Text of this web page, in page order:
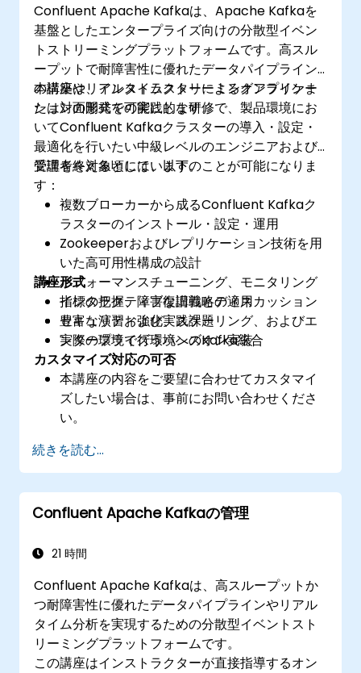
Confluent Apache Kafkaは、Apache Kafkaを
基盤としたエンタープライズ向けの分散型イベン
トストリーミングプラットフォームです。高スル
ープットで耐障害性に優れたデータパイプライン
の構築やリアルタイムストリーミングアプリケー
ションの開発を可能にします。
本講座は、インストラクターによるオンラインま
たは対面形式での実践的な研修で、製品環境にお
いてConfluent Kafkaクラスターの導入・設定・
最適化を行いたい中級レベルのエンジニアおよび
管理者を対象としています。
受講を終える頃には、以下のことが可能になりま
す：
複数ブローカーから成るConfluent Kafkaク
ラスターのインストール・設定・運用
Zookeeperおよびレプリケーション技術を用
いた高可用性構成の設計
パフォーマンスチューニング、モニタリング
指標の把握、障害復旧戦略の適用
セキュリティ強化、スケーリング、およびエ
ンタープライズ環境へのKafka統合
講座形式
インタラクティブな講義とディスカッション
豊富な演習および実践課題
実際の環境で行うハンズオン実装
カスタマイズ対応の可否
本講座の内容をご要望に合わせてカスタマイ
ズしたい場合は、事前にお問い合わせくださ
い。
続きを読む...
Confluent Apache Kafkaの管理
21 時間
Confluent Apache Kafkaは、高スループットか
つ耐障害性に優れたデータパイプラインやリアル
タイム分析を実現するための分散型イベントスト
リーミングプラットフォームです。
この講座はインストラクターが直接指導するオン